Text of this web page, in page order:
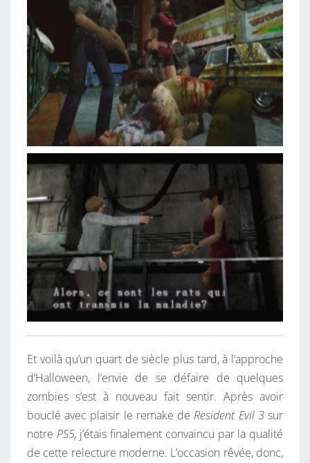
N
R
!
Et voilà qu’un quart de siècle plus tard, à l’approche
d’Halloween, l’envie de se défaire de quelques
zombies s’est à nouveau fait sentir. Après avoir
bouclé avec plaisir le remake deResident Evil 3sur
notre PS5, j’étais finalement convaincu par la qualité
de cette relecture moderne. L’occasion rêvée, donc,